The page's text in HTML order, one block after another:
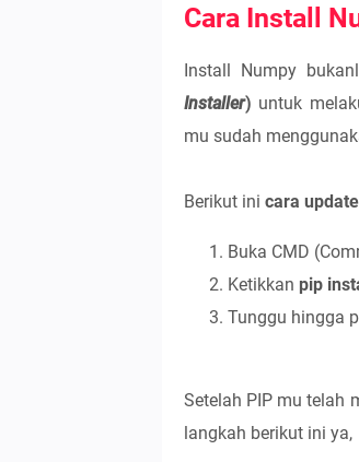
Cara Install
Install Numpy
Installer) untuk
mu sudah
Berikut ini cara
Buka CMD
Ketikkan pip
Tunggu hingga
Setelah PIP mu telah
langkah berikut ini ya,